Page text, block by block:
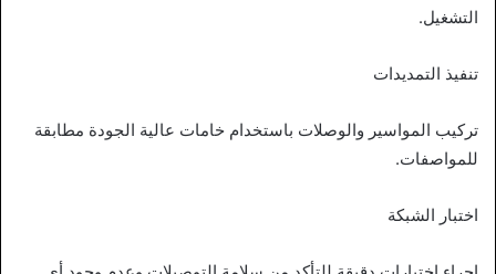
التشغيل.
تنفيذ التمديدات
تركيب المواسير والوصلات باستخدام خامات عالية الجودة مطابقة
للمواصفات.
اختبار الشبكة